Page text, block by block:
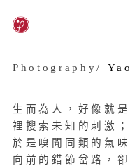
Photography/ Yao
生而為人，好像就
裡搜索未知的刺激
於是嗅聞同類的氣
向前的錯節岔路，